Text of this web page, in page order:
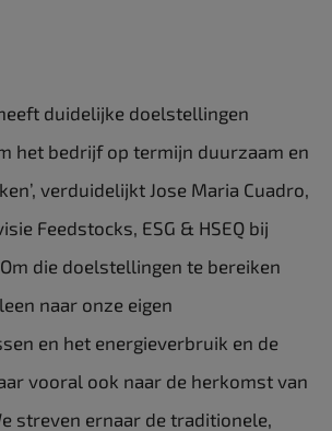
heeft duidelijke doelstellingen
het bedrijf op termijn duurzaam en
verduidelijkt Jose Maria Cuadro,
Feedstocks, ESG & HSEQ bij
die doelstellingen te bereiken
naar onze eigen
en het energieverbruik en de
vooral ook naar de herkomst van
streven ernaar de traditionele,